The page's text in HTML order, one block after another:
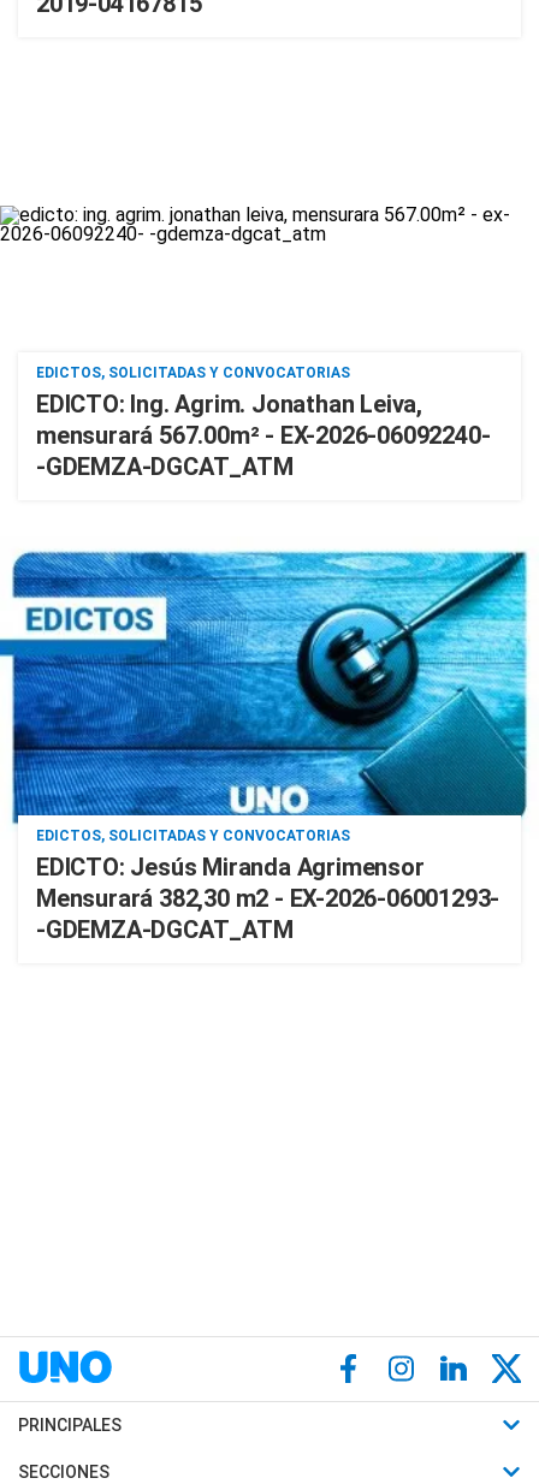
EDICTOS, SOLICITADAS Y CONVOCATORIAS
EDICTO: Ing. Agrim. Jonathan Leiva,
mensurará 567.00m² - EX-2026-06092240-
-GDEMZA-DGCAT_ATM
EDICTOS, SOLICITADAS Y CONVOCATORIAS
EDICTO: Jesús Miranda Agrimensor
Mensurará 382,30 m2 - EX-2026-06001293-
-GDEMZA-DGCAT_ATM
PRINCIPALES
Últimas Noticias
SECCIONES